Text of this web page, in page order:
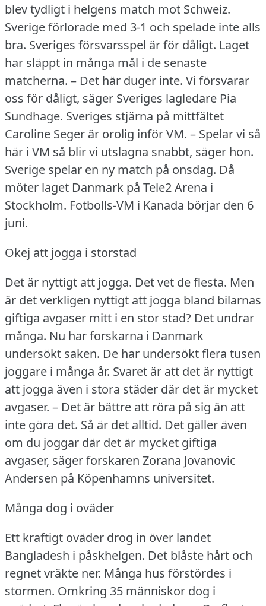
blev tydligt i helgens match mot Schweiz.
Sverige förlorade med 3-1 och spelade inte alls
bra. Sveriges försvarsspel är för dåligt. Laget
har släppt in många mål i de senaste
matcherna. – Det här duger inte. Vi försvarar
oss för dåligt, säger Sveriges lagledare Pia
Sundhage. Sveriges stjärna på mittfältet
Caroline Seger är orolig inför VM. – Spelar vi så
här i VM så blir vi utslagna snabbt, säger hon.
Sverige spelar en ny match på onsdag. Då
möter laget Danmark på Tele2 Arena i
Stockholm. Fotbolls-VM i Kanada börjar den 6
juni.
Okej att jogga i storstad
Det är nyttigt att jogga. Det vet de flesta. Men
är det verkligen nyttigt att jogga bland bilarnas
giftiga avgaser mitt i en stor stad? Det undrar
många. Nu har forskarna i Danmark
undersökt saken. De har undersökt flera tusen
joggare i många år. Svaret är att det är nyttigt
att jogga även i stora städer där det är mycket
avgaser. – Det är bättre att röra på sig än att
inte göra det. Så är det alltid. Det gäller även
om du joggar där det är mycket giftiga
avgaser, säger forskaren Zorana Jovanovic
Andersen på Köpenhamns universitet.
Många dog i oväder
Ett kraftigt oväder drog in över landet
Bangladesh i påskhelgen. Det blåste hårt och
regnet vräkte ner. Många hus förstördes i
stormen. Omkring 35 människor dog i